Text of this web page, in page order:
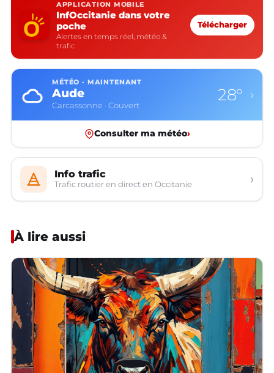
APPLICATION MOBILE
InfOccitanie dans votre
poche
Alertes en temps réel, météo &
trafic
Télécharger
MÉTÉO · MAINTENANT
Aude
Carcassonne · Couvert
28° ›
Consulter ma météo›
Info trafic
Trafic routier en direct en Occitanie ›
À lire aussi